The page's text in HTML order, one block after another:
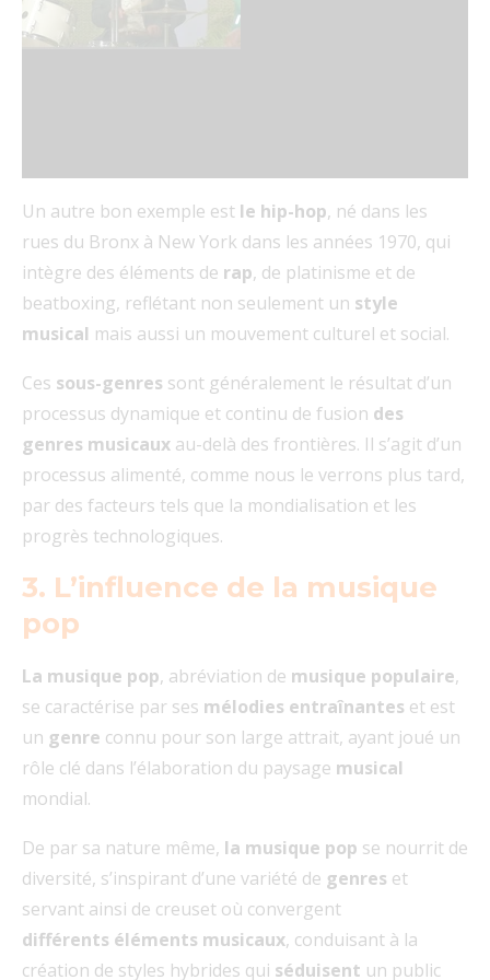
Un autre bon exemple est le hip-hop, né dans les
rues du Bronx à New York dans les années 1970, qui
intègre des éléments de rap, de platinisme et de
beatboxing, reflétant non seulement un style
musical mais aussi un mouvement culturel et social.
Ces sous-genres sont généralement le résultat d’un
processus dynamique et continu de fusion des
genres musicaux au-delà des frontières. Il s’agit d’un
processus alimenté, comme nous le verrons plus tard,
par des facteurs tels que la mondialisation et les
progrès technologiques.
3. L’influence de la musique
pop
La musique pop, abréviation de musique populaire,
se caractérise par ses mélodies entraînantes et est
un genre connu pour son large attrait, ayant joué un
rôle clé dans l’élaboration du paysage musical
mondial.
De par sa nature même, la musique pop se nourrit de
diversité, s’inspirant d’une variété de genres et
servant ainsi de creuset où convergent
différents éléments musicaux, conduisant à la
création de styles hybrides qui séduisent un public